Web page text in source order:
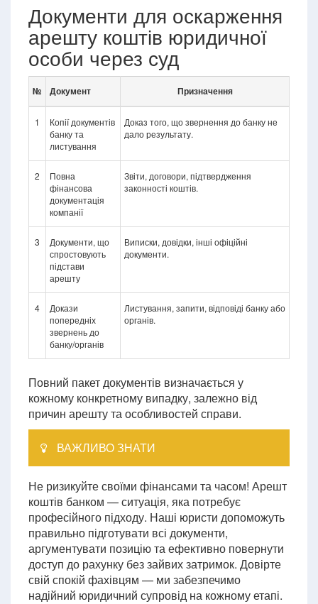
Документи для оскарження
арешту коштів юридичної
особи через суд
№ Документ Призначення
1
Копії документів
банку та
листування
Доказ того, що звернення до банку не
дало результату.
2
Повна
фінансова
документація
компанії
Звіти, договори, підтвердження
законності коштів.
3
Документи, що
спростовують
підстави
арешту
Виписки, довідки, інші офіційні
документи.
4
Докази
попередніх
звернень до
банку/органів
Листування, запити, відповіді банку або
органів.
Повний пакет документів визначається у
кожному конкретному випадку, залежно від
причин арешту та особливостей справи.
ВАЖЛИВО ЗНАТИ
Не ризикуйте своїми фінансами та часом! Арешт
коштів банком — ситуація, яка потребує
професійного підходу. Наші юристи допоможуть
правильно підготувати всі документи,
аргументувати позицію та ефективно повернути
доступ до рахунку без зайвих затримок. Довірте
свій спокій фахівцям — ми забезпечимо
надійний юридичний супровід на кожному етапі.